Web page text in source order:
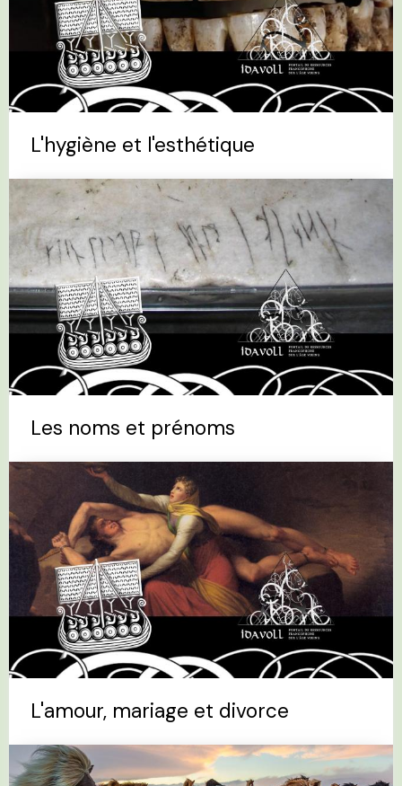
L'hygiène et l'esthétique
Les noms et prénoms
L'amour, mariage et divorce